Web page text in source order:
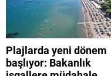
Plajlarda yeni dönem
başlıyor: Bakanlık